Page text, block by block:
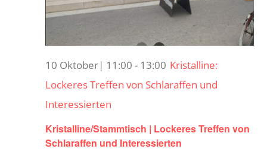
Kristalline/Stammtisch | Lockeres Treffen von
Schlaraffen und Interessierten
10 Oktober| 11:00 - 13:00 Kristalline:
Lockeres Treffen von Schlaraffen und
Interessierten